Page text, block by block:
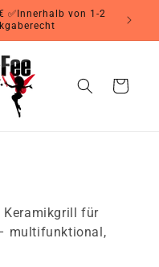
✅Innerhalb von 1-2
Warenkorb
Keramikgrill für
multifunktional,